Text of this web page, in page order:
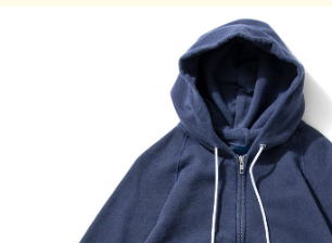
王道カラーのメタルグレー（杢グレー）
クなスウェット製品の表情と質感を絶妙
んわりとした弾力と柔らかな肌触りが特
な仕上がりのReactive dye（反応染め）
の柔らかくナチュラルな風合い感を楽し
ェット本来のシンプルな見た目と、様々
しやすさが特徴。スウェット特有の生地
色の濃淡が際立つPigment Dye（顔料染
ない味のある表情が特徴で、洗濯の度に
せしさらに風合いを増していくので、長
質なビンテージ品のように印象が変わっ